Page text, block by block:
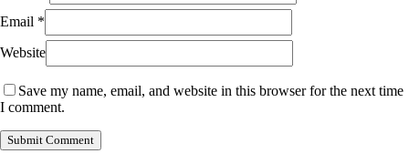
Email *
Website
Save my name, email, and website in this browser for the next time
I comment.